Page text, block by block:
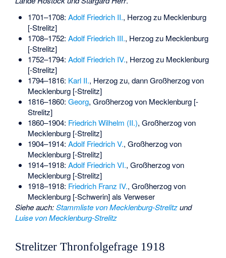
1701–1708: Adolf Friedrich II., Herzog zu Mecklenburg
[-Strelitz]
1708–1752: Adolf Friedrich III., Herzog zu Mecklenburg
[-Strelitz]
1752–1794: Adolf Friedrich IV., Herzog zu Mecklenburg
[-Strelitz]
1794–1816: Karl II., Herzog zu, dann Großherzog von
Mecklenburg [-Strelitz]
1816–1860: Georg, Großherzog von Mecklenburg [-
Strelitz]
1860–1904: Friedrich Wilhelm (II.), Großherzog von
Mecklenburg [-Strelitz]
1904–1914: Adolf Friedrich V., Großherzog von
Mecklenburg [-Strelitz]
1914–1918: Adolf Friedrich VI., Großherzog von
Mecklenburg [-Strelitz]
1918–1918: Friedrich Franz IV., Großherzog von
Mecklenburg [-Schwerin] als Verweser
Siehe auch:Stammliste von Mecklenburg-Strelitzund
Luise von Mecklenburg-Strelitz
Strelitzer Thronfolgefrage 1918